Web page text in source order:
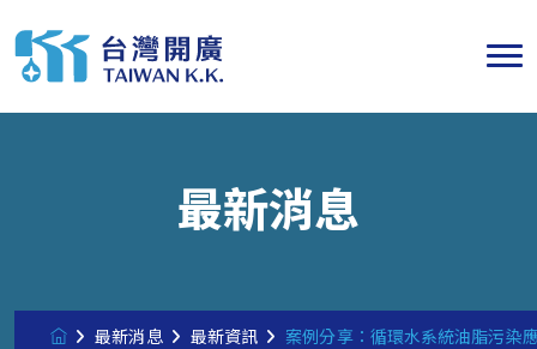
最新消息
最新消息 最新資訊 案例分享：循環水系統油脂污染